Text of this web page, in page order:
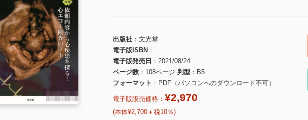
出版社
文光堂
電子版ISBN
電子版発売日
2021/08/24
ページ数
108ページ 判型
B5
フォーマット
PDF（パソコンへのダウンロード不可）
電子版販売価格： ¥2,970
(本体¥2,700＋税10％)